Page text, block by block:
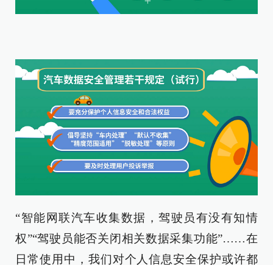
“智能网联汽车收集数据，驾驶员有没有知情
权”“驾驶员能否关闭相关数据采集功能”……在
日常使用中，我们对个人信息安全保护或许都